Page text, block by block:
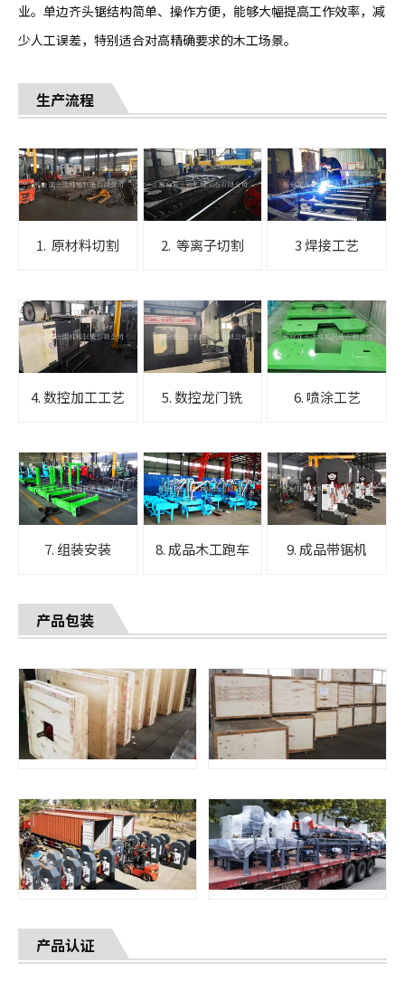
业。单边齐头锯结构简单、操作方便，能够大幅提高工作效率，减
少人工误差，特别适合对高精确要求的木工场景。
生产流程
1. 原材料切割 2. 等离子切割 3 焊接工艺
4. 数控加工工艺 5. 数控龙门铣 6. 喷涂工艺
7. 组装安装 8. 成品木工跑车 9. 成品带锯机
产品包装
产品认证